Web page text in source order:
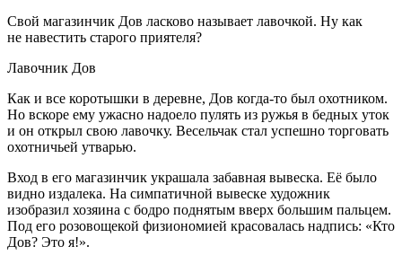
Свой магазинчик Дов ласково называет лавочкой. Ну как
не навестить старого приятеля?
Лавочник Дов
Как и все коротышки в деревне, Дов когда-то был охотником.
Но вскоре ему ужасно надоело пулять из ружья в бедных уток
и он открыл свою лавочку. Весельчак стал успешно торговать
охотничьей утварью.
Вход в его магазинчик украшала забавная вывеска. Её было
видно издалека. На симпатичной вывеске художник
изобразил хозяина с бодро поднятым вверх большим пальцем.
Под его розовощекой физиономией красовалась надпись: «Кто
Дов? Это я!».